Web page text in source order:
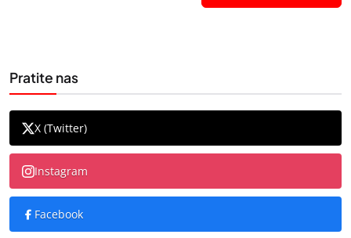
Pratite nas
X (Twitter)
Instagram
Facebook